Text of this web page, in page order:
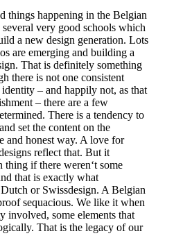
things happening in the Belgian
very good schools which
a new design generation. Lots
are emerging and building a
That is definitely something
there is not one consistent
– and happily not, as that
– there are a few
There is a tendency to
set the content on the
and honest way. A love for
reflect that. But it
thing if there weren‘t some
that is exactly what
or Swissdesign. A Belgian
sequacious. We like it when
involved, some elements that
That is the legacy of our